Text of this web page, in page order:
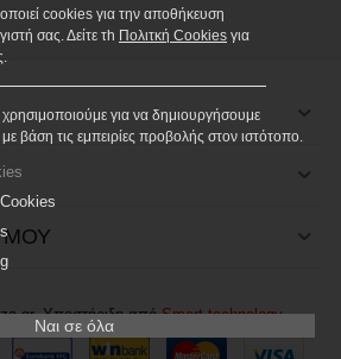
ΜΟΥ
Υποστήριξη απόSmart technology
cookies για την αποθήκευση
σας. Δείτε τh Πολιτκή Cookies για
για να δημιουργήσουμε
βάση τις εμπειρίες προβολής στον ιστότοπο.
Ναι σε όλα